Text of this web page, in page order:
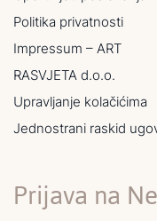
Politika privatnosti
Impressum – ART
RASVJETA d.o.o.
Upravljanje kolačićima
Jednostrani raskid
Prijava na